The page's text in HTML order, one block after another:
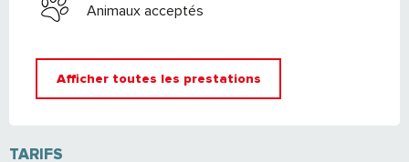
Animaux acceptés
Afficher toutes les prestations
TARIFS